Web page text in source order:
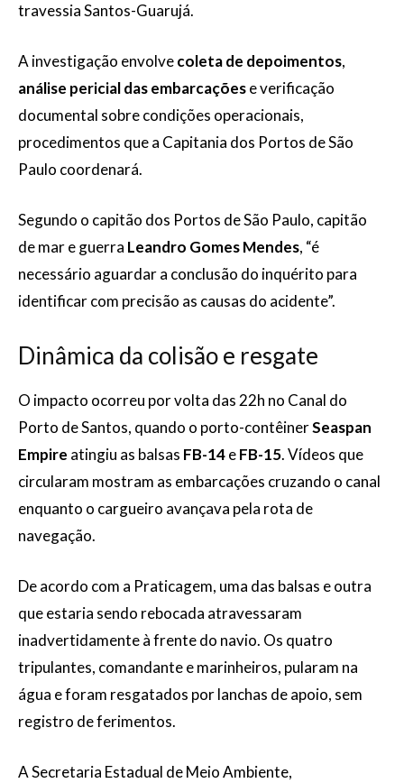
travessia Santos-Guarujá.
A investigação envolvecoleta de depoimentos,
análise pericial das embarcaçõese verificação
documental sobre condições operacionais,
procedimentos que a Capitania dos Portos de São
Paulo coordenará.
Segundo o capitão dos Portos de São Paulo, capitão
de mar e guerra Leandro Gomes Mendes, “é
necessário aguardar a conclusão do inquérito para
identificar com precisão as causas do acidente”.
Dinâmica da colisão e resgate
O impacto ocorreu por volta das 22h no Canal do
Porto de Santos, quando o porto-contêinerSeaspan
Empire atingiu as balsas FB-14eFB-15. Vídeos que
circularam mostram as embarcações cruzando o canal
enquanto o cargueiro avançava pela rota de
navegação.
De acordo com a Praticagem, uma das balsas e outra
que estaria sendo rebocada atravessaram
inadvertidamente à frente do navio. Os quatro
tripulantes, comandante e marinheiros, pularam na
água e foram resgatados por lanchas de apoio, sem
registro de ferimentos.
A Secretaria Estadual de Meio Ambiente,